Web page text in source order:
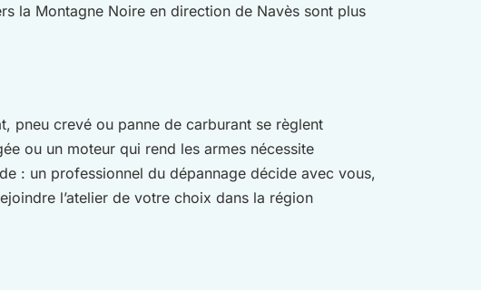
la Montagne Noire en direction de Navès sont plus
pneu crevé ou panne de carburant se règlent
ou un moteur qui rend les armes nécessite
: un professionnel du dépannage décide avec vous,
l’atelier de votre choix dans la région